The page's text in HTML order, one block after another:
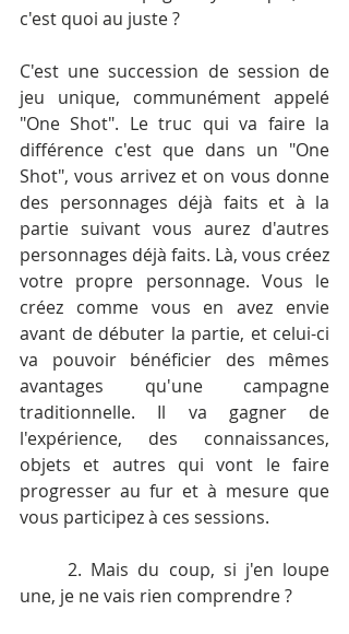
c'est quoi au juste ?
C'est une succession de session de
jeu unique, communément appelé
"One Shot". Le truc qui va faire la
différence c'est que dans un "One
Shot", vous arrivez et on vous donne
des personnages déjà faits et à la
partie suivant vous aurez d'autres
personnages déjà faits. Là, vous créez
votre propre personnage. Vous le
créez comme vous en avez envie
avant de débuter la partie, et celui-ci
va pouvoir bénéficier des mêmes
avantages qu'une campagne
traditionnelle. Il va gagner de
l'expérience, des connaissances,
objets et autres qui vont le faire
progresser au fur et à mesure que
vous participez à ces sessions.
	2. Mais du coup, si j'en loupe
une, je ne vais rien comprendre ?